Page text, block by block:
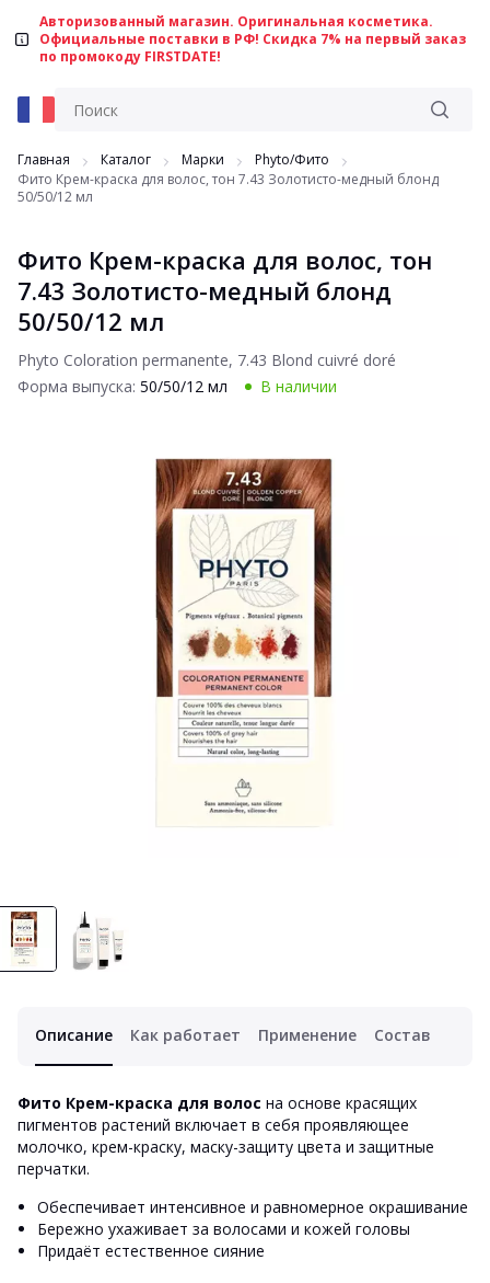
Авторизованный магазин. Оригинальная косметика.
Официальные поставки в РФ! Скидка 7% на первый заказ
по промокоду FIRSTDATE!
Главная Каталог Марки
Phyto/Фито
Фито Крем-краска для волос, тон 7.43 Золотисто-медный блонд
50/50/12 мл
Фито Крем-краска для волос, тон
7.43 Золотисто-медный блонд
50/50/12 мл
Phyto Coloration permanente, 7.43 Blond cuivré doré
Форма выпуска: 50/50/12 мл В наличии
Описание Как работает Применение Состав
Фито Крем-краска для волос на основе красящих
пигментов растений включает в себя проявляющее
молочко, крем-краску, маску-защиту цвета и защитные
перчатки.
Обеспечивает интенсивное и равномерное окрашивание
Бережно ухаживает за волосами и кожей головы
Придаёт естественное сияние